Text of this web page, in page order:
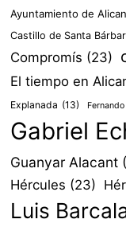
Ayuntamiento de
Castillo de Santa
Compromís (23)
El tiempo en
Explanada (13)
Gabriel
Guanyar Alacant
Hércules (23)
Luis